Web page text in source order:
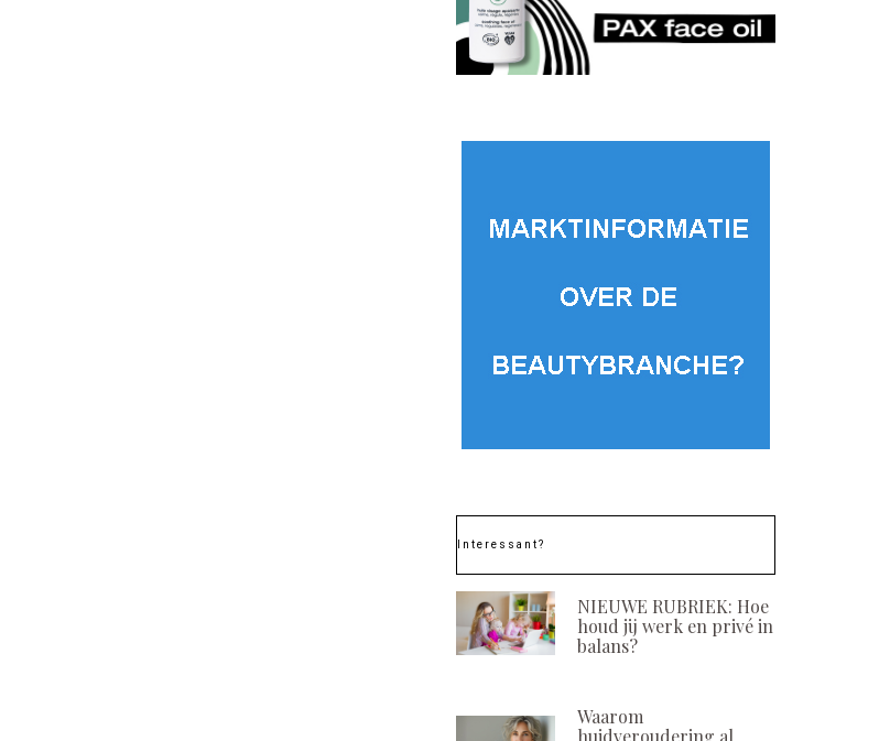
Interessant?
NIEUWE RUBRIEK: Hoe
houd jij werk en privé in
balans?
Waarom
huidveroudering al